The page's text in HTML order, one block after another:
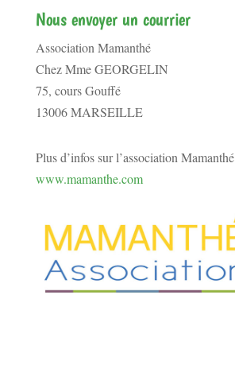
Nous envoyer un courrier
Association Mamanthé
Chez Mme GEORGELIN
75, cours Gouffé
13006 MARSEILLE
Plus d’infos sur l’association Mamanthé
www.mamanthe.com